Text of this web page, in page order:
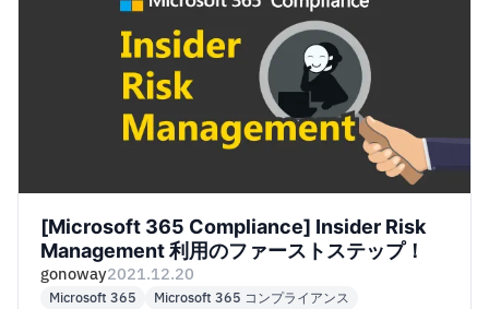
[Microsoft 365 Compliance] Insider Risk
Management 利用のファーストステップ！
gonoway2021.12.20
Microsoft 365 Microsoft 365 コンプライアンス